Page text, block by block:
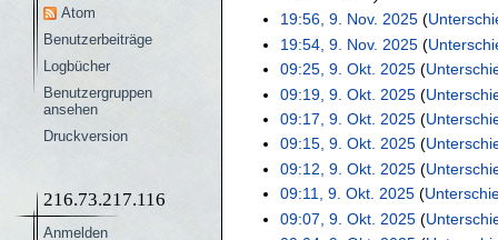
s
z
u
s
a
m
m
e
f
g
s
z
u
s
a
m
m
n
g
s
z
u
s
a
m
m
e
u
n
g
s
z
u
s
a
m
m
t
u
n
g
s
z
u
s
a
i
t
u
n
g
s
z
u
s
e
i
t
u
n
g
s
z
u
e
i
t
u
n
g
s
z
a
e
i
t
u
n
g
s
e
a
e
i
t
u
n
g
B
e
a
e
i
t
u
n
e
B
e
a
e
i
t
u
19:56, 9. Nov. 2025
K
e
i
n
e
a
r
19:54, 9. Nov. 2025
K
e
i
n
e
a
O
09:25, 9. Okt. 2025
K
e
i
n
e
09:19, 9. Okt. 2025
K
e
i
n
e
09:17, 9. Okt. 2025
K
e
i
n
e
09:15, 9. Okt. 2025
K
e
i
n
09:12, 9. Okt. 2025
K
e
09:11, 9. Okt. 2025
K
09:07, 9. Okt. 2025
Atom
Benutzerbeiträge
Logbücher
Benutzergruppen
ansehen
Druckversion
216.73.217.116
Anmelden